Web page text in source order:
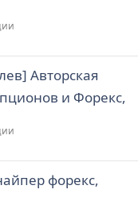
Авторская
и Форекс,
форекс,